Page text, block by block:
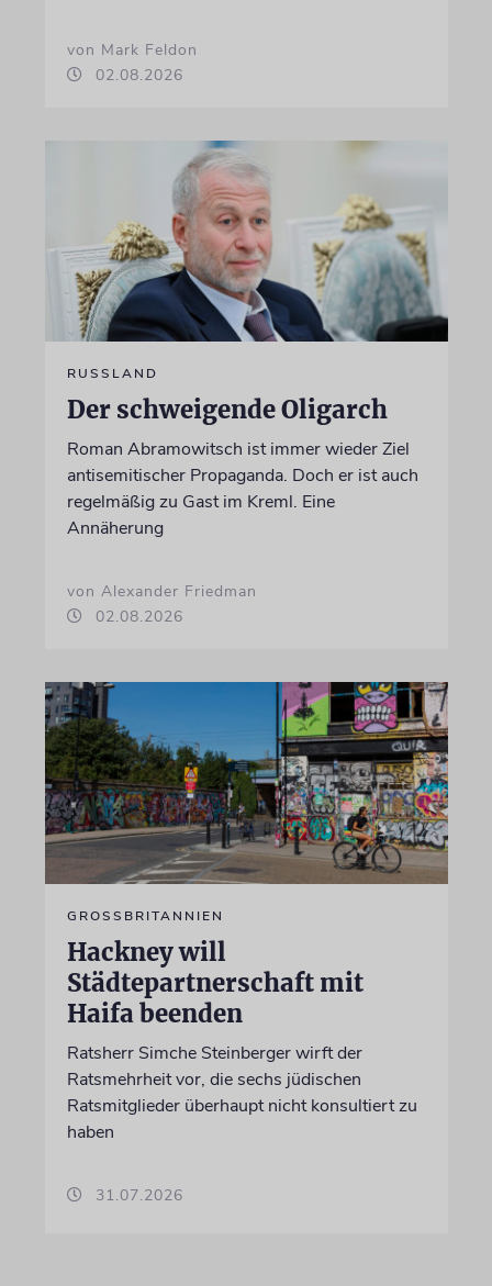
von Mark Feldon
02.08.2026
RUSSLAND
Der schweigende Oligarch
Roman Abramowitsch ist immer wieder Ziel
antisemitischer Propaganda. Doch er ist auch
regelmäßig zu Gast im Kreml. Eine
Annäherung
von Alexander Friedman
02.08.2026
GROSSBRITANNIEN
Hackney will
Städtepartnerschaft mit
Haifa beenden
Ratsherr Simche Steinberger wirft der
Ratsmehrheit vor, die sechs jüdischen
Ratsmitglieder überhaupt nicht konsultiert zu
haben
31.07.2026